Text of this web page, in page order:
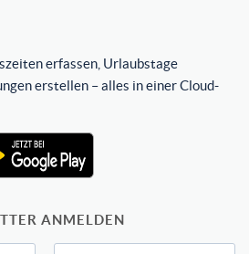
erfassen, Urlaubstage
erstellen – alles in einer Cloud-
ANMELDEN